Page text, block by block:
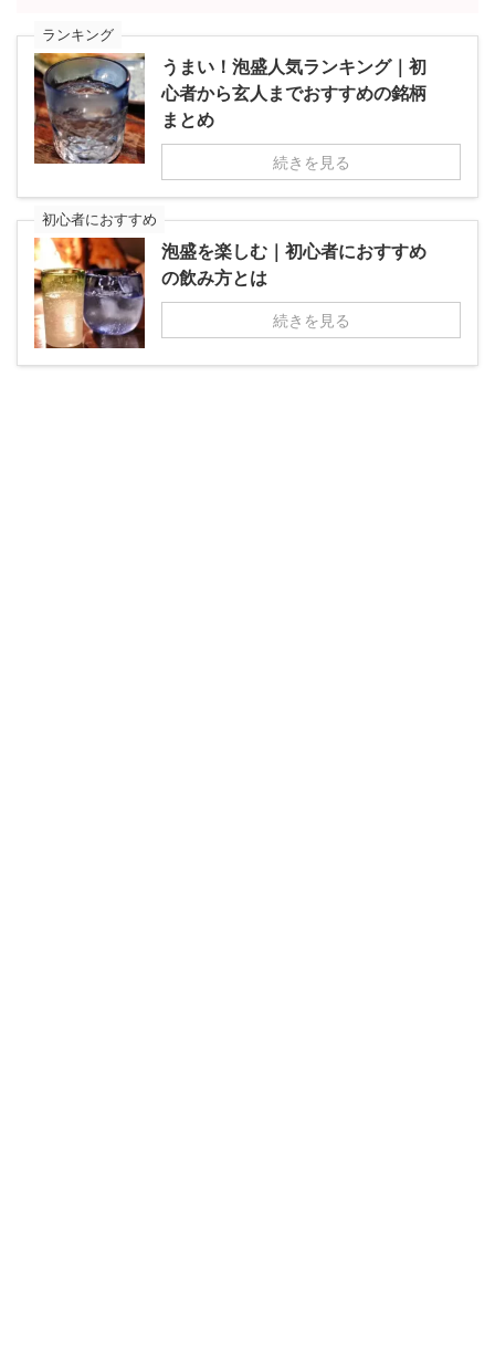
ランキング
うまい！泡盛人気ランキング｜初
心者から玄人までおすすめの銘柄
まとめ
続きを見る
初心者におすすめ
泡盛を楽しむ｜初心者におすすめ
の飲み方とは
続きを見る